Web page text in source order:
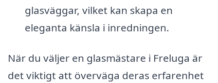
glasväggar, vilket kan skapa en
eleganta känsla i inredningen.
När du väljer en glasmästare i Freluga är
det viktigt att överväga deras erfarenhet